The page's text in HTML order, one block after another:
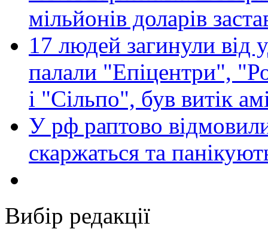
мільйонів доларів
17 людей загинули від
палали "Епіцентри",
і "Сільпо", був витік
У рф раптово
скаржаться та
Вибір редакції